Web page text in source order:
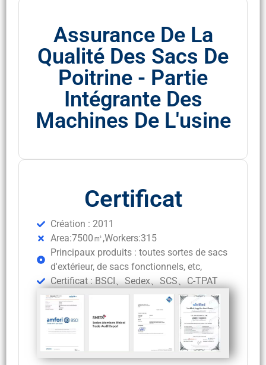
Assurance De La
Qualité Des Sacs De
Poitrine - Partie
Intégrante Des
Machines De L'usine
Certificat
Création : 2011
Area:7500㎡,Workers:315
Principaux produits : toutes sortes de sacs
d'extérieur, de sacs fonctionnels, etc,
Certificat : BSCI、Sedex、SCS、C-TPAT